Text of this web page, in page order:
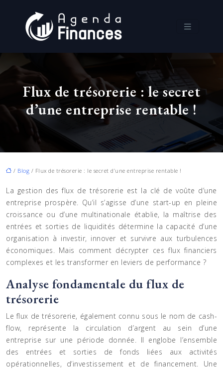
Flux de trésorerie : le secret
d’une entreprise rentable !
/ Blog / Flux de trésorerie : le secret d’une entreprise rentable !
La gestion des flux de trésorerie est la clé de voûte d’une
entreprise prospère. Qu’il s’agisse d’une start-up en pleine
croissance ou d’une multinationale établie, la maîtrise des
entrées et sorties de liquidités détermine la capacité d’une
organisation à investir, innover et survivre aux turbulences
économiques. Mais comment décrypter ces flux financiers
complexes et les transformer en leviers de performance ?
Analyse fondamentale du flux de
trésorerie
Le flux de trésorerie, également connu sous le nom de cash-
flow, représente la circulation d’argent au sein d’une
entreprise sur une période donnée. Il englobe l’ensemble
des entrées et sorties de fonds liées aux activités
opérationnelles, d’investissement et de financement. Une